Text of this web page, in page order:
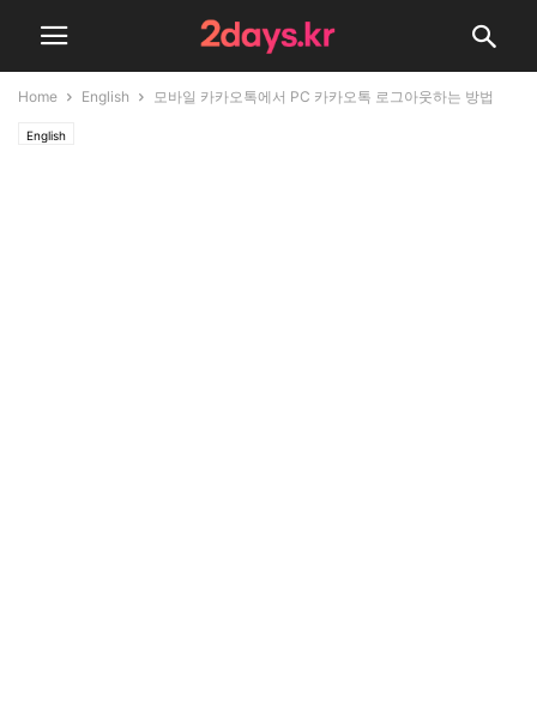
Home English 모바일 카카오톡에서 PC 카카오톡 로그아웃하는 방법
English